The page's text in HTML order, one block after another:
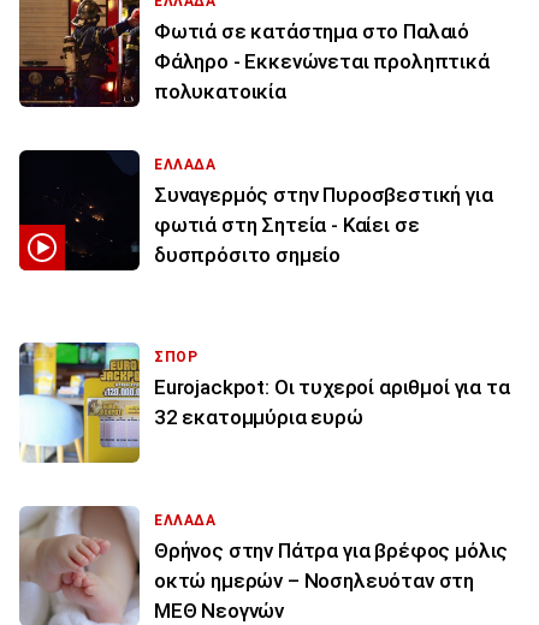
Φωτιά σε κατάστημα στο Παλαιό
Φάληρο - Εκκενώνεται προληπτικά
πολυκατοικία
ΕΛΛΑΔΑ
Συναγερμός στην Πυροσβεστική για
φωτιά στη Σητεία - Καίει σε
δυσπρόσιτο σημείο
ΣΠΟΡ
Eurojackpot: Οι τυχεροί αριθμοί για τα
32 εκατoμμύρια ευρώ
ΕΛΛΑΔΑ
Θρήνος στην Πάτρα για βρέφος μόλις
οκτώ ημερών – Νοσηλευόταν στη
ΜΕΘ Νεογνών